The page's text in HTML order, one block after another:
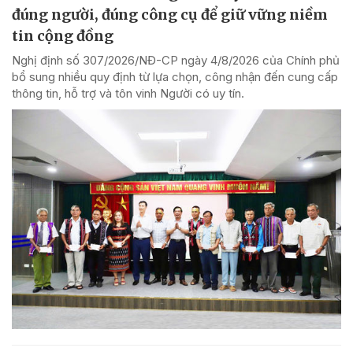
đúng người, đúng công cụ để giữ vững niềm
tin cộng đồng
Nghị định số 307/2026/NĐ-CP ngày 4/8/2026 của Chính phủ
bổ sung nhiều quy định từ lựa chọn, công nhận đến cung cấp
thông tin, hỗ trợ và tôn vinh Người có uy tín.